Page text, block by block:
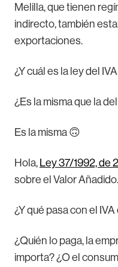
Melilla, que tienen
indirecto, también
exportaciones.
¿Y cuál es la ley del
¿Es la misma que la
Es la misma 🙃
Hola, Ley 37/1992, de
sobre el Valor Añadido.
¿Y qué pasa con el
¿Quién lo paga, la
importa? ¿O el